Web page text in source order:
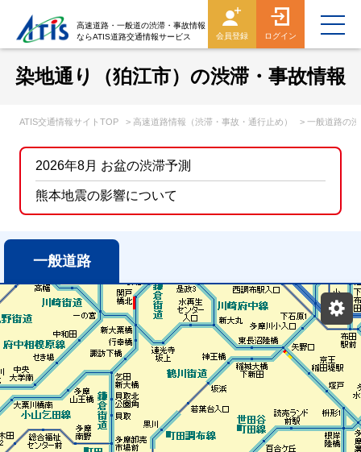
高速道路・一般道の渋滞・事故情報
ならATIS道路交通情報サービス
会員登録 ログイン
染地通り（狛江市）の渋滞・事故情報
ATIS交通情報サイトTOP > 高速道路情報（渋滞・事故・通行止め） > 一般道路の
2026年8月 お盆の渋滞予測
熊本地震の影響について
一般道路
表示設定
混雑 渋滞 通行止め
チェーン規制等